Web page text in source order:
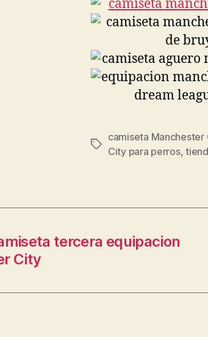
Etiquetas
camiseta
City para perros,
tercera equipacion
City